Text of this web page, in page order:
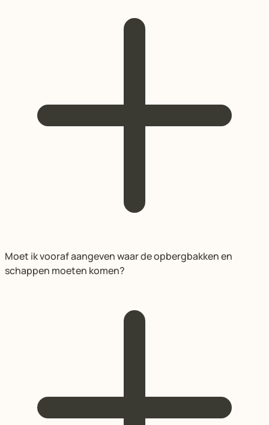
Moet ik vooraf aangeven waar de opbergbakken en
schappen moeten komen?